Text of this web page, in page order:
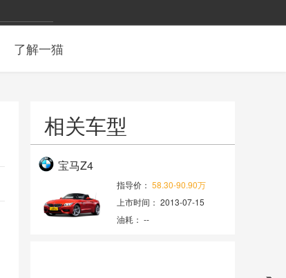
了解一猫
相关车型
宝马Z4
指导价： 58.30-90.90万
上市时间： 2013-07-15
油耗： --